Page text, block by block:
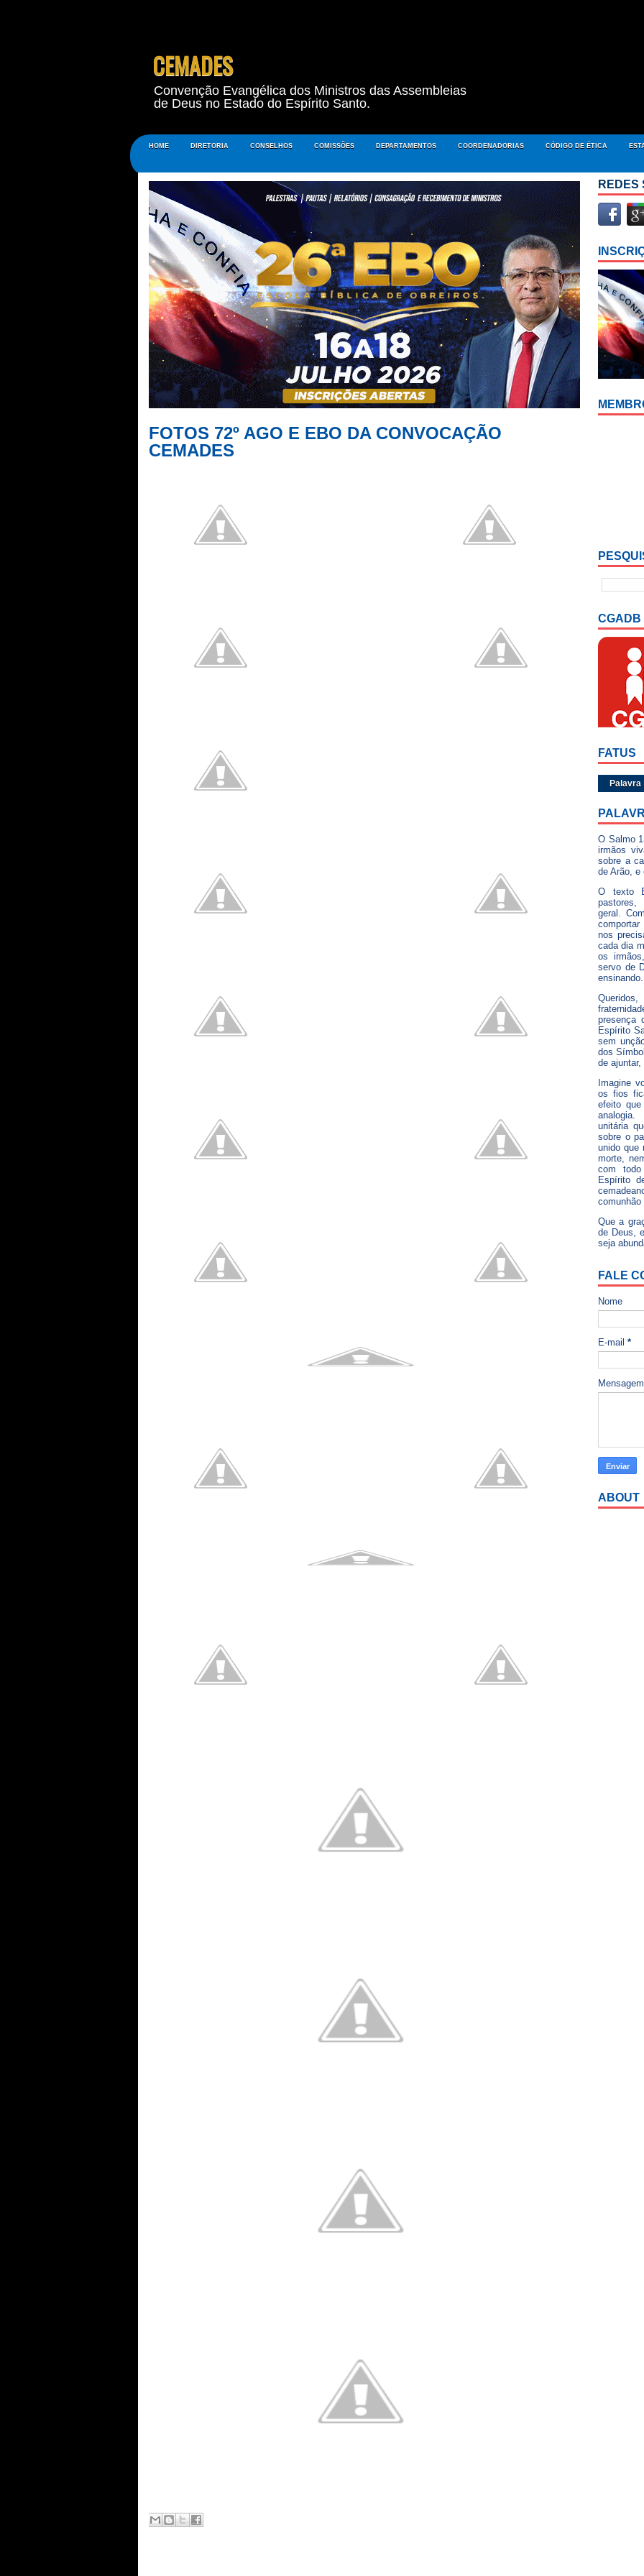
CEMADES
Convenção Evangélica dos Ministros das Assembleias
de Deus no Estado do Espírito Santo.
HOME DIRETORIA CONSELHOS COMISSÕES DEPARTAMENTOS COORDENADORIAS CÓDIGO DE ÉTICA
FOTOS 72º AGO E EBO DA CONVOCAÇÃO
CEMADES
REDES
CGADB
FATUS
Palavra
O Salmo
irmãos
sobre a
de Arão,
O texto
pastores,
geral.
nos
cada dia
os
servo de
ensinando.
presença
Espírito
sem
dos
de
Imagine
os fios
efeito
analogia.
unitária
sobre o
unido que
morte,
com
Espírito
Que a
de Deus,
seja
FALE
Nome
E-mail *
ABOUT